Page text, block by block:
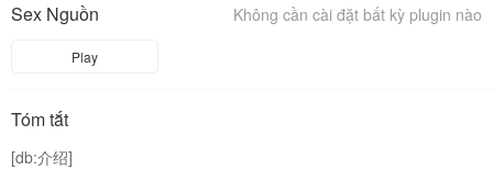
Không cần cài đặt bất kỳ plugin nào
Sex Nguồn
Play
Tóm tắt
[db:介绍]